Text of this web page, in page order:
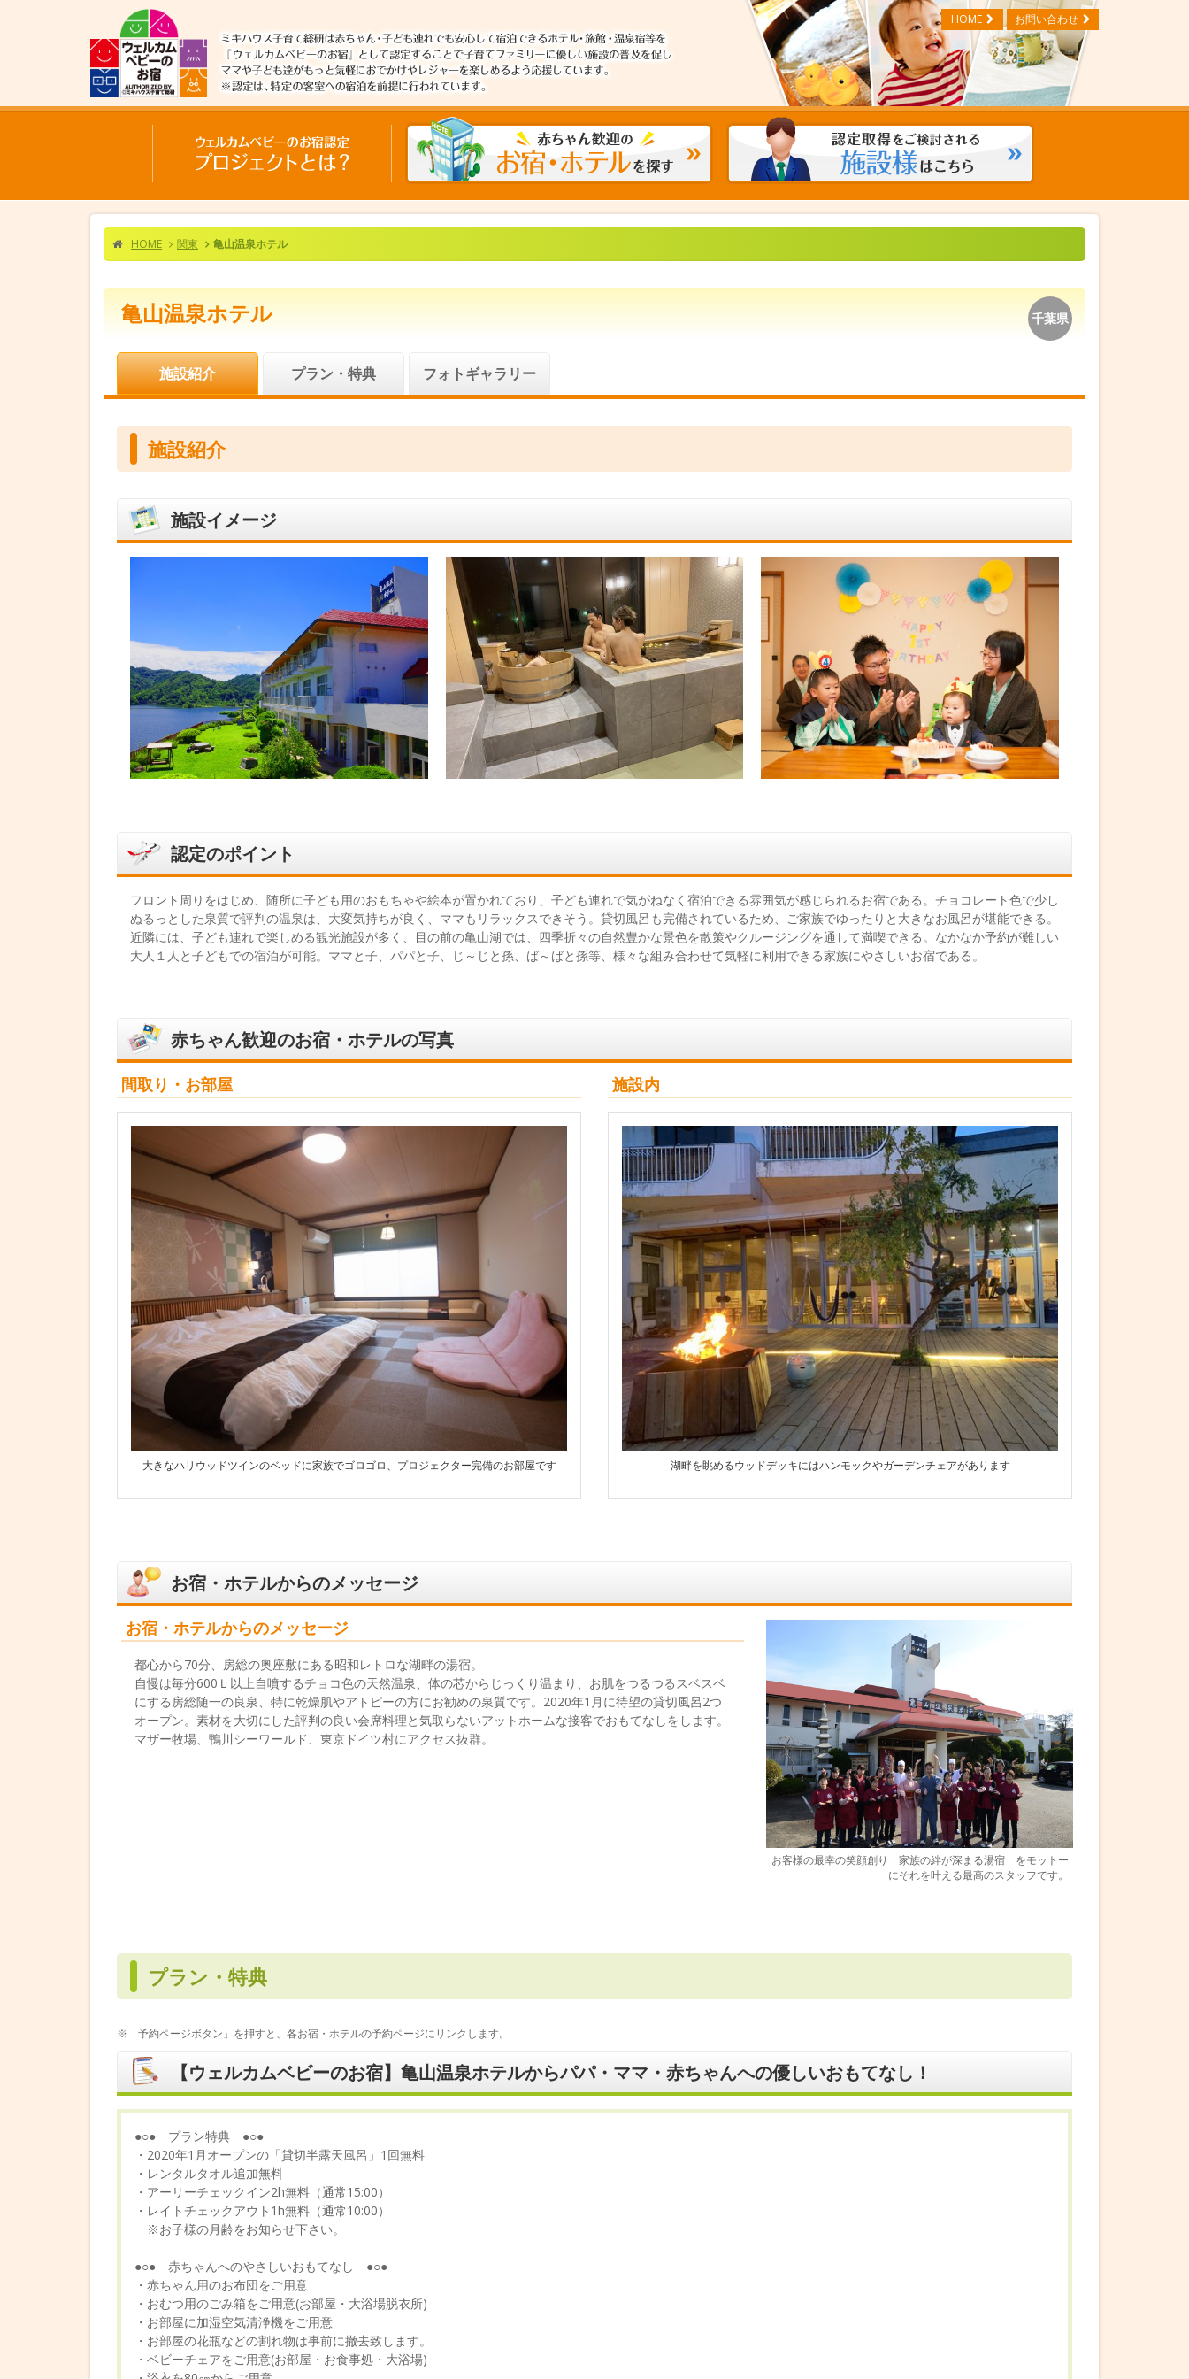
HOME お問い合わせ
HOME 関東 亀山温泉ホテル
亀山温泉ホテル 千葉県
施設紹介 プラン・特典 フォトギャラリー
施設紹介
施設イメージ
認定のポイント
フロント周りをはじめ、随所に子ども用のおもちゃや絵本が置かれており、子ども連れで気がねなく宿泊できる雰囲気が感じられるお宿である。チョコレート色で少し
ぬるっとした泉質で評判の温泉は、大変気持ちが良く、ママもリラックスできそう。貸切風呂も完備されているため、ご家族でゆったりと大きなお風呂が堪能できる。
近隣には、子ども連れで楽しめる観光施設が多く、目の前の亀山湖では、四季折々の自然豊かな景色を散策やクルージングを通して満喫できる。なかなか予約が難しい
大人１人と子どもでの宿泊が可能。ママと子、パパと子、じ～じと孫、ば～ばと孫等、様々な組み合わせて気軽に利用できる家族にやさしいお宿である。
赤ちゃん歓迎のお宿・ホテルの写真
間取り・お部屋
大きなハリウッドツインのベッドに家族でゴロゴロ、プロジェクター完備のお部屋です
施設内
湖畔を眺めるウッドデッキにはハンモックやガーデンチェアがあります
お宿・ホテルからのメッセージ
お宿・ホテルからのメッセージ
都心から70分、房総の奥座敷にある昭和レトロな湖畔の湯宿。
自慢は毎分600Ｌ以上自噴するチョコ色の天然温泉、体の芯からじっくり温まり、お肌をつるつるスベスベ
にする房総随一の良泉、特に乾燥肌やアトピーの方にお勧めの泉質です。2020年1月に待望の貸切風呂2つ
オープン。素材を大切にした評判の良い会席料理と気取らないアットホームな接客でおもてなしをします。
マザー牧場、鴨川シーワールド、東京ドイツ村にアクセス抜群。
お客様の最幸の笑顔創り 家族の絆が深まる湯宿 をモットー
にそれを叶える最高のスタッフです。
プラン・特典
※「予約ページボタン」を押すと、各お宿・ホテルの予約ページにリンクします。
【ウェルカムベビーのお宿】亀山温泉ホテルからパパ・ママ・赤ちゃんへの優しいおもてなし！
●○● プラン特典 ●○●
・2020年1月オープンの「貸切半露天風呂」1回無料
・レンタルタオル追加無料
・アーリーチェックイン2h無料（通常15:00）
・レイトチェックアウト1h無料（通常10:00）
※お子様の月齢をお知らせ下さい。
●○● 赤ちゃんへのやさしいおもてなし ●○●
・赤ちゃん用のお布団をご用意
・おむつ用のごみ箱をご用意(お部屋・大浴場脱衣所)
・お部屋に加湿空気清浄機をご用意
・お部屋の花瓶などの割れ物は事前に撤去致します。
・ベビーチェアをご用意(お部屋・お食事処・大浴場)